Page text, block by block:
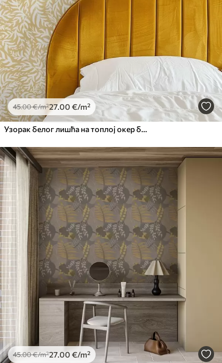
45.00€/m²27.00 €/m²
Узорак белог лишћа на топлој окер боји, вртложни ритам
45.00€/m²27.00 €/m²